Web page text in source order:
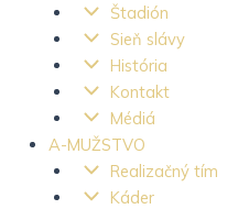
Štadión
Sieň slávy
História
Kontakt
Médiá
A-MUŽSTVO
Realizačný tím
Káder